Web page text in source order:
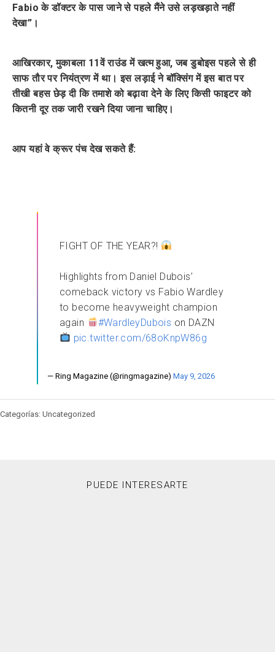
Fabio के डॉक्टर के पास जाने से पहले मैंने उसे लड़खड़ाते नहीं
देखा”।
आखिरकार, मुकाबला 11वें राउंड में खत्म हुआ, जब डुबोइस पहले से ही
साफ तौर पर नियंत्रण में था। इस लड़ाई ने बॉक्सिंग में इस बात पर
तीखी बहस छेड़ दी कि तमाशे को बढ़ावा देने के लिए किसी फाइटर को
कितनी दूर तक जारी रखने दिया जाना चाहिए।
आप यहां वे क्रूर पंच देख सकते हैं:
FIGHT OF THE YEAR?!
Highlights from Daniel Dubois’
comeback victory vs Fabio Wardley
to become heavyweight champion
again
#WardleyDubois on DAZN
pic.twitter.com/68oKnpW86g
— Ring Magazine (@ringmagazine) May 9, 2026
Categorías: Uncategorized
PUEDE INTERESARTE